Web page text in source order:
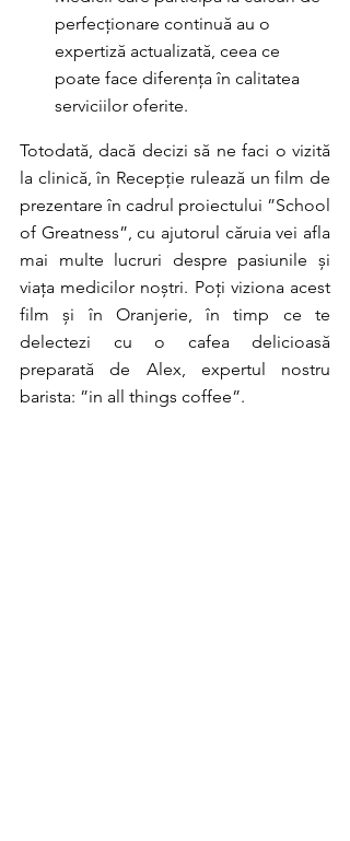
perfecționare continuă au o
expertiză actualizată, ceea ce
poate face diferența în calitatea
serviciilor oferite.
Totodată, dacă decizi să ne faci o vizită
la clinică, în Recepție rulează un film de
prezentare în cadrul proiectului ”School
of Greatness”, cu ajutorul căruia vei afla
mai multe lucruri despre pasiunile și
viața medicilor noștri. Poți viziona acest
film și în Oranjerie, în timp ce te
delectezi cu o cafea delicioasă
preparată de Alex, expertul nostru
barista: ”in all things coffee”.